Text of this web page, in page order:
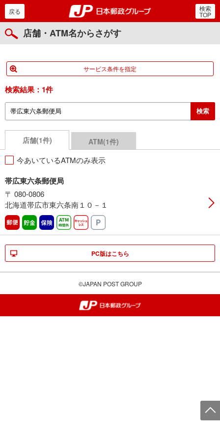
郵便局・日本郵政グルー
戻る 検索
TOP
店舗・ATM名からさがす
サービス条件を指定
検索結果： 1件
店舗(1件) ATM(1件)
今あいているATMのみ表示
帯広東六条郵便局
〒 080-0806
北海道帯広市東六条南１０－１
郵便 貯金 保険 ATM時間外キャッシュレス
PC版はこちら
©JAPAN POST GROUP